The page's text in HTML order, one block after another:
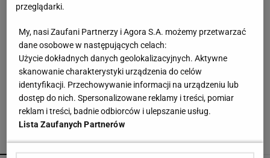
stówki - zachwycają kolorem
Rossmann przecenił kultowe Calvin Klein
Euphoria
POLECAMY WIĘCEJ TEMATÓW
przeglądarki.
My, nasi Zaufani Partnerzy i Agora S.A. możemy przetwarzać
dane osobowe w następujących celach:
Użycie dokładnych danych geolokalizacyjnych. Aktywne
skanowanie charakterystyki urządzenia do celów
identyfikacji. Przechowywanie informacji na urządzeniu lub
dostęp do nich. Spersonalizowane reklamy i treści, pomiar
reklam i treści, badnie odbiorców i ulepszanie usług.
Lista Zaufanych Partnerów